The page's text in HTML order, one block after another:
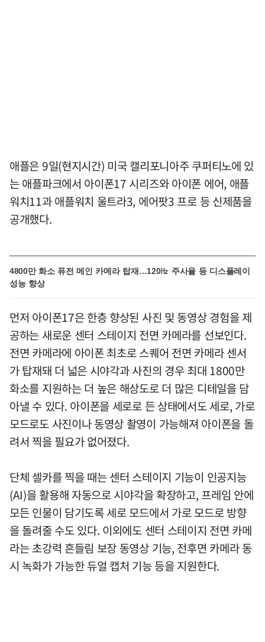
애플은 9일(현지시간) 미국 캘리포니아주 쿠퍼티노에 있
는 애플파크에서 아이폰17 시리즈와 아이폰 에어, 애플
워치11과 애플워치 울트라3, 에어팟3 프로 등 신제품을
공개했다.
4800만 화소 퓨전 메인 카메라 탑재…120㎐ 주사율 등 디스플레이
성능 향상
먼저 아이폰17은 한층 향상된 사진 및 동영상 경험을 제
공하는 새로운 센터 스테이지 전면 카메라를 선보인다.
전면 카메라에 아이폰 최초로 스퀘어 전면 카메라 센서
가 탑재돼 더 넓은 시야각과 사진의 경우 최대 1800만
화소를 지원하는 더 높은 해상도로 더 많은 디테일을 담
아낼 수 있다. 아이폰을 세로로 든 상태에서도 세로, 가로
모드로도 사진이나 동영상 촬영이 가능해져 아이폰을 돌
려서 찍을 필요가 없어졌다.
단체 셀카를 찍을 때는 센터 스테이지 기능이 인공지능
(AI)을 활용해 자동으로 시야각을 확장하고, 프레임 안에
모든 인물이 담기도록 세로 모드에서 가로 모드로 방향
을 돌려줄 수도 있다. 이외에도 센터 스테이지 전면 카메
라는 초강력 흔들림 보장 동영상 기능, 전후면 카메라 동
시 녹화가 가능한 듀얼 캡처 기능 등을 지원한다.